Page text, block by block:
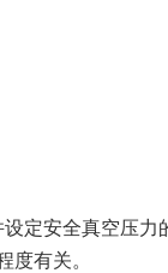
定安全真空压力
有关。